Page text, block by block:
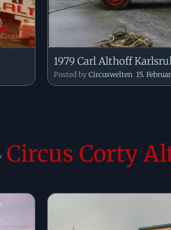
1979 Carl Althoff
Posted by Circuswelten 15.
Circus Corty